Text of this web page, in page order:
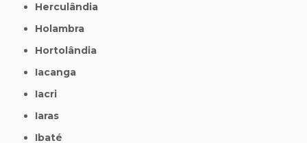
Herculândia
Holambra
Hortolândia
Iacanga
Iacri
Iaras
Ibaté